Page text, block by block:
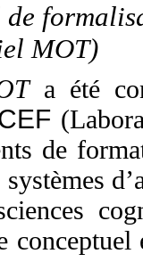
MOT)
a été
de
conceptuel